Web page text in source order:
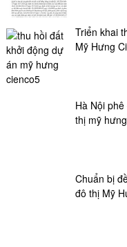
Triển khai
Mỹ Hưng
Hà Nội
thị mỹ
Chuẩn bị
đô thị Mỹ